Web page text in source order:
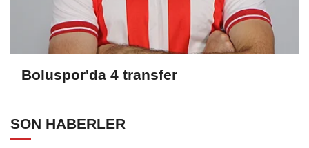
Boluspor'da 4 transfer
SON HABERLER